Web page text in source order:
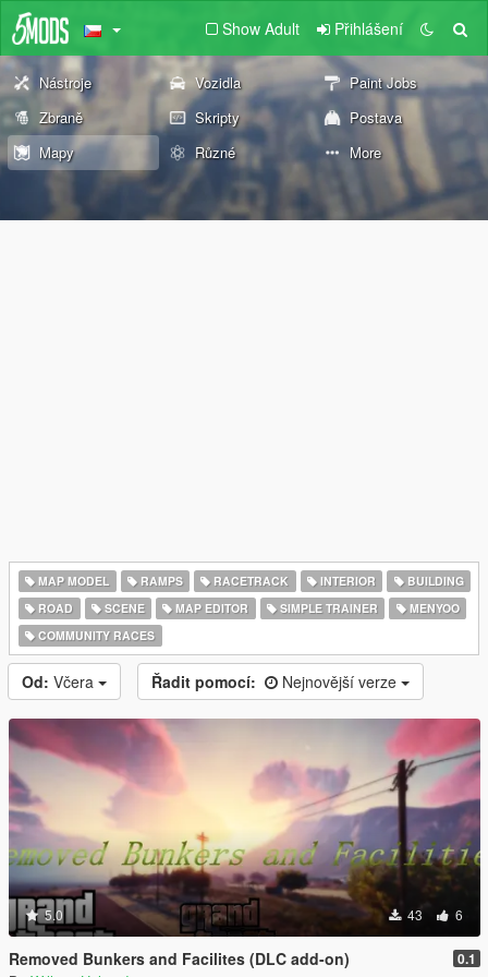
Show Adult Přihlášení
Nástroje Vozidla
Paint Jobs
Zbraně
Skripty
Postava
Mapy
Různé More
MAP MODEL RAMPS RACETRACK INTERIOR
BUILDING
ROAD
SCENE MAP EDITOR SIMPLE TRAINER
MENYOO
COMMUNITY RACES
Od: Včera Řadit pomocí: Nejnovější verze
5.0 43 6
Removed Bunkers and Facilites (DLC add-on) 0.1